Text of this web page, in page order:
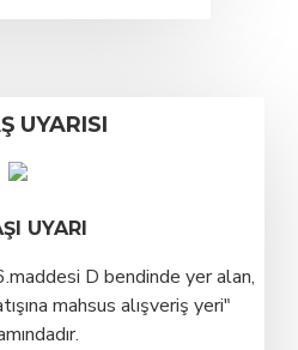
UYARISI
UYARI
D bendinde yer alan,
mahsus alışveriş yeri"